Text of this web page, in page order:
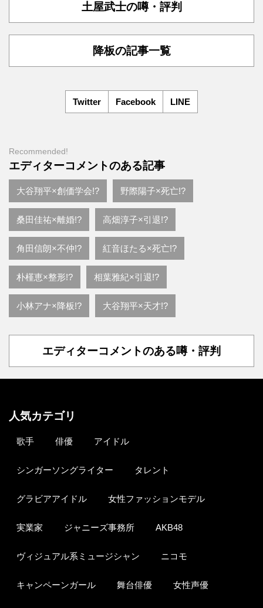
土屋武士の噂・評判
降板の記事一覧
Twitter Facebook LINE
Recommended!
エディターコメントのある記事
大谷翔平×創価学会!? 野際陽子×死亡!?
桑田佳祐×離婚!? 高畑淳子×引退!?
角田信朗×不仲!? 紅音ほたる×死亡!?
朴槿恵×整形!? 相葉雅紀×引退!?
小林アナ×降板!? 大谷翔平×天才!?
エディターコメントのある噂・評判
人気カテゴリ
歌手 俳優 アイドル
シンガーソングライター タレント
グラビアアイドル 女性ファッションモデル
実業家 ジャニーズ事務所 AKB48
ヴィジュアル系ミュージシャン ニコモ
キャンペーンガール 舞台俳優 女性声優